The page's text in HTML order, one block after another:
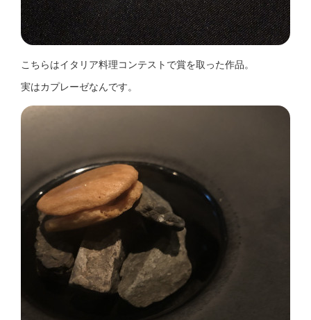
こちらはイタリア料理コンテストで賞を取った作品。
実はカプレーゼなんです。